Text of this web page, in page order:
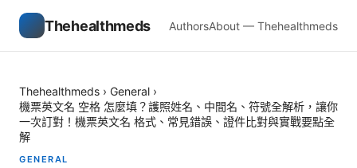
Thehealthmeds AuthorsAbout — Thehealthmeds
Thehealthmeds › General ›
機票英文名 空格 怎麼填？護照姓名、中間名、符號全解析，讓你
一次訂對！機票英文名 格式、常見錯誤、證件比對與實戰要點全
解
GENERAL